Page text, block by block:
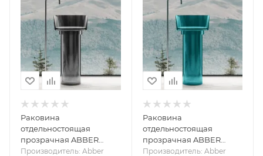
Раковина
отдельностоящая
прозрачная ABBER
Kristall AT2702Onyx
Производитель: Abber
Раковина
отдельностоящая
прозрачная ABBER
Kristall AT2702Aquamarin
Производитель: Abber